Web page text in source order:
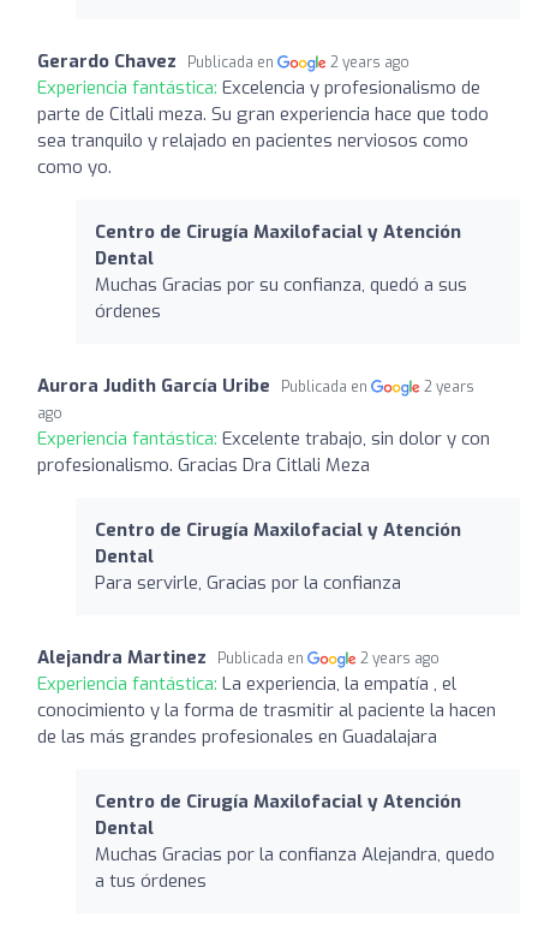
Gerardo Chavez Publicada en 2 years ago
Experiencia fantástica: Excelencia y profesionalismo de
parte de Citlali meza. Su gran experiencia hace que todo
sea tranquilo y relajado en pacientes nerviosos como
como yo.
Centro de Cirugía Maxilofacial y Atención
Dental
Muchas Gracias por su confianza, quedó a sus
órdenes
Aurora Judith García Uribe Publicada en
2 years
ago
Experiencia fantástica: Excelente trabajo, sin dolor y con
profesionalismo. Gracias Dra Citlali Meza
Centro de Cirugía Maxilofacial y Atención
Dental
Para servirle, Gracias por la confianza
Alejandra Martinez Publicada en 2 years ago
Experiencia fantástica: La experiencia, la empatía , el
conocimiento y la forma de trasmitir al paciente la hacen
de las más grandes profesionales en Guadalajara
Centro de Cirugía Maxilofacial y Atención
Dental
Muchas Gracias por la confianza Alejandra, quedo
a tus órdenes